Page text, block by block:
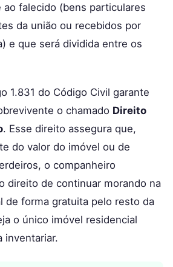
ao falecido (bens particulares
da união ou recebidos por
e que será dividida entre os
1.831 do Código Civil garante
o chamado Direito
. Esse direito assegura que,
do valor do imóvel ou de
o companheiro
direito de continuar morando na
de forma gratuita pelo resto da
o único imóvel residencial
inventariar.